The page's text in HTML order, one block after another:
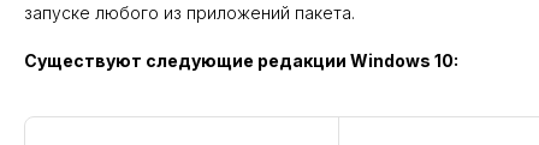
запуске любого из приложений пакета.
Существуют следующие редакции Windows 10: